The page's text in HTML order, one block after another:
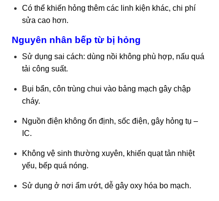
Có thể khiến hỏng thêm các linh kiện khác, chi phí
sửa cao hơn.
Nguyên nhân bếp từ bị hỏng
Sử dụng sai cách: dùng nồi không phù hợp, nấu quá
tải công suất.
Bụi bẩn, côn trùng chui vào bảng mạch gây chập
cháy.
Nguồn điện không ổn định, sốc điện, gây hỏng tụ –
IC.
Không vệ sinh thường xuyên, khiến quạt tản nhiệt
yếu, bếp quá nóng.
Sử dụng ở nơi ẩm ướt, dễ gây oxy hóa bo mạch.